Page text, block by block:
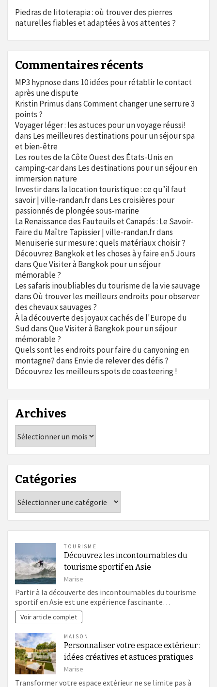
Piedras de litoterapia : où trouver des pierres
naturelles fiables et adaptées à vos attentes ?
Commentaires récents
MP3 hypnosedans 10 idées pour rétablir le contact
après une dispute
Kristin PrimusdansComment changer une serrure 3
points ?
Voyager léger : les astuces pour un voyage réussi!
dans Les meilleures destinations pour un séjour spa
et bien-être
Les routes de la Côte Ouest des États-Unis en
camping-cardans Les destinations pour un séjour en
immersion nature
Investir dans la location touristique : ce qu’il faut
savoir | ville-randan.frdans Les croisières pour
passionnés de plongée sous-marine
La Renaissance des Fauteuils et Canapés : Le Savoir-
Faire du Maître Tapissier | ville-randan.frdans
Menuiserie sur mesure : quels matériaux choisir ?
Découvrez Bangkok et les choses à y faire en 5 Jours
dansQue Visiter à Bangkok pour un séjour
mémorable ?
Les safaris inoubliables du tourisme de la vie sauvage
dansOù trouver les meilleurs endroits pour observer
des chevaux sauvages ?
À la découverte des joyaux cachés de l'Europe du
SuddansQue Visiter à Bangkok pour un séjour
mémorable ?
Quels sont les endroits pour faire du canyoning en
montagne?dans Envie de relever des défis ?
Découvrez les meilleurs spots de coasteering !
Archives
Catégories
TOURISME
Découvrez les incontournables du
tourisme sportif en Asie
Marise
Partir à la découverte des incontournables du tourisme
sportif en Asie est une expérience fascinante…
Voir article complet
MAISON
Personnaliser votre espace extérieur :
idées créatives et astuces pratiques
Marise
Transformer votre espace extérieur ne se limite pas à